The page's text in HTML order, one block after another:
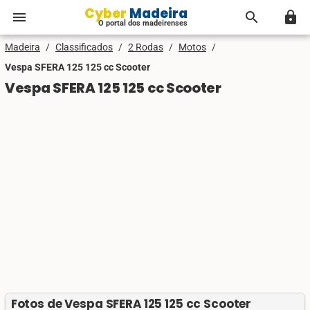
menu Cyber Madeira
O portal dos madeirenses search lock
Madeira / Classificados / 2 Rodas / Motos /
Vespa SFERA 125 125 cc Scooter
Vespa SFERA 125 125 cc Scooter
Fotos de Vespa SFERA 125 125 cc Scooter